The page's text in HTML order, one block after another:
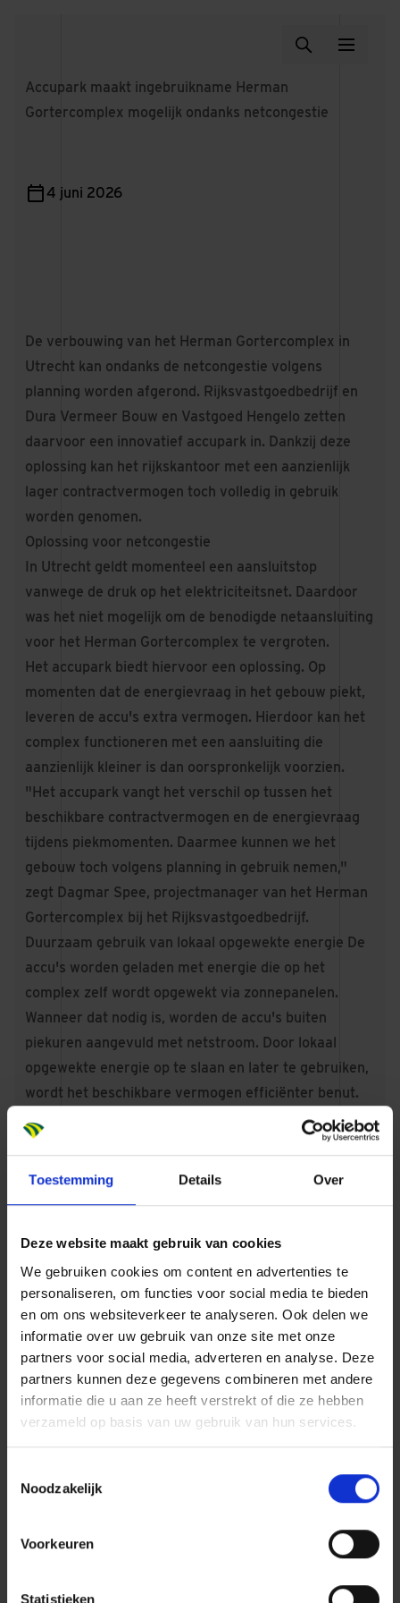
Toestemming Details Over
Deze website maakt gebruik van cookies
We gebruiken cookies om content en advertenties te
personaliseren, om functies voor social media te bieden
en om ons websiteverkeer te analyseren. Ook delen we
informatie over uw gebruik van onze site met onze
partners voor social media, adverteren en analyse. Deze
partners kunnen deze gegevens combineren met andere
informatie die u aan ze heeft verstrekt of die ze hebben
verzameld op basis van uw gebruik van hun services.
Noodzakelijk
Voorkeuren
Statistieken
Accupark maakt ingebruikname Herman
Gortercomplex mogelijk ondanks netcongestie
4 juni 2026
De verbouwing van het Herman Gortercomplex in
Utrecht kan ondanks de netcongestie volgens
planning worden afgerond. Rijksvastgoedbedrijf en
Dura Vermeer Bouw en Vastgoed Hengelo zetten
daarvoor een innovatief accupark in. Dankzij deze
oplossing kan het rijkskantoor met een aanzienlijk
lager contractvermogen toch volledig in gebruik
worden genomen.
Oplossing voor netcongestie
In Utrecht geldt momenteel een aansluitstop
vanwege de druk op het elektriciteitsnet. Daardoor
was het niet mogelijk om de benodigde netaansluiting
voor het Herman Gortercomplex te vergroten.
Het accupark biedt hiervoor een oplossing. Op
momenten dat de energievraag in het gebouw piekt,
leveren de accu's extra vermogen. Hierdoor kan het
complex functioneren met een aansluiting die
aanzienlijk kleiner is dan oorspronkelijk voorzien.
"Het accupark vangt het verschil op tussen het
beschikbare contractvermogen en de energievraag
tijdens piekmomenten. Daarmee kunnen we het
gebouw toch volgens planning in gebruik nemen,"
zegt Dagmar Spee, projectmanager van het Herman
Gortercomplex bij het Rijksvastgoedbedrijf.
Duurzaam gebruik van lokaal opgewekte energie De
accu's worden geladen met energie die op het
complex zelf wordt opgewekt via zonnepanelen.
Wanneer dat nodig is, worden de accu's buiten
piekuren aangevuld met netstroom. Door lokaal
opgewekte energie op te slaan en later te gebruiken,
wordt het beschikbare vermogen efficiënter benut.
Daarmee draagt het accupark niet alleen bij aan de
oplossing van netcongestie, maar ook aan de
Rijksvastgoedbedrijf en Dura Vermeer
Design, Build, Maintain & Energy-contract (DBM&E)
waarmee Dura Vermeer verantwoordelijk is voor
ontwerp, realisatie, onderhoud en
energievoorziening van het complex.
"Dit project laat zien wat mogelijk is wanneer
opdrachtgever en opdrachtnemer gezamenlijk blijven
zoeken naar oplossingen. De ervaring uit fase 1 gaf
ons het vertrouwen om ook voor HG5 een accupark
te realiseren. Samen met het Rijksvastgoedbedrijf
hebben we een oplossing ontwikkeld waarmee het
gebouw ondanks netcongestie volgens planning in